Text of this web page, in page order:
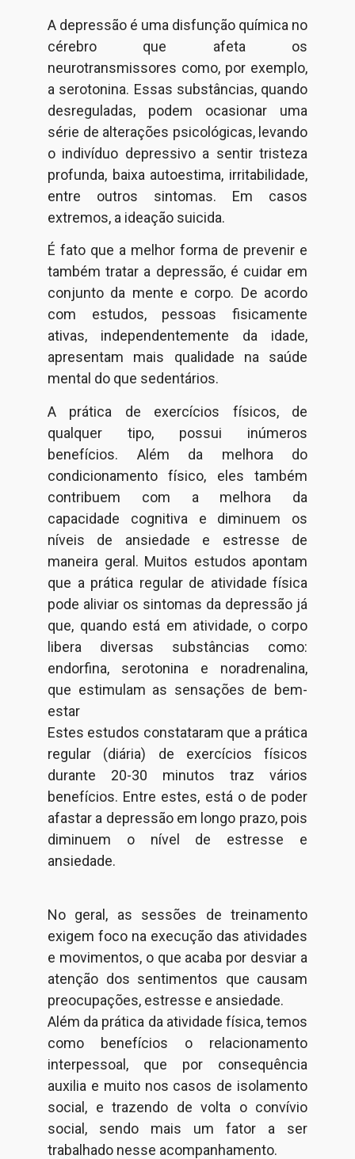
A depressão é uma disfunção química no
cérebro que afeta os
neurotransmissores como, por exemplo,
a serotonina. Essas substâncias, quando
desreguladas, podem ocasionar uma
série de alterações psicológicas, levando
o indivíduo depressivo a sentir tristeza
profunda, baixa autoestima, irritabilidade,
entre outros sintomas. Em casos
extremos, a ideação suicida.
É fato que a melhor forma de prevenir e
também tratar a depressão, é cuidar em
conjunto da mente e corpo. De acordo
com estudos, pessoas fisicamente
ativas, independentemente da idade,
apresentam mais qualidade na saúde
mental do que sedentários.
A prática de exercícios físicos, de
qualquer tipo, possui inúmeros
benefícios. Além da melhora do
condicionamento físico, eles também
contribuem com a melhora da
capacidade cognitiva e diminuem os
níveis de ansiedade e estresse de
maneira geral. Muitos estudos apontam
que a prática regular de atividade física
pode aliviar os sintomas da depressão já
que, quando está em atividade, o corpo
libera diversas substâncias como:
endorfina, serotonina e noradrenalina,
que estimulam as sensações de bem-
estar
Estes estudos constataram que a prática
regular (diária) de exercícios físicos
durante 20-30 minutos traz vários
benefícios. Entre estes, está o de poder
afastar a depressão em longo prazo, pois
diminuem o nível de estresse e
ansiedade.
No geral, as sessões de treinamento
exigem foco na execução das atividades
e movimentos, o que acaba por desviar a
atenção dos sentimentos que causam
preocupações, estresse e ansiedade.
Além da prática da atividade física, temos
como benefícios o relacionamento
interpessoal, que por consequência
auxilia e muito nos casos de isolamento
social, e trazendo de volta o convívio
social, sendo mais um fator a ser
trabalhado nesse acompanhamento.